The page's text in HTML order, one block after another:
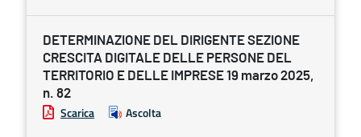
DETERMINAZIONE DEL DIRIGENTE SEZIONE
CRESCITA DIGITALE DELLE PERSONE DEL
TERRITORIO E DELLE IMPRESE 19 marzo 2025,
n. 82
Scarica Ascolta